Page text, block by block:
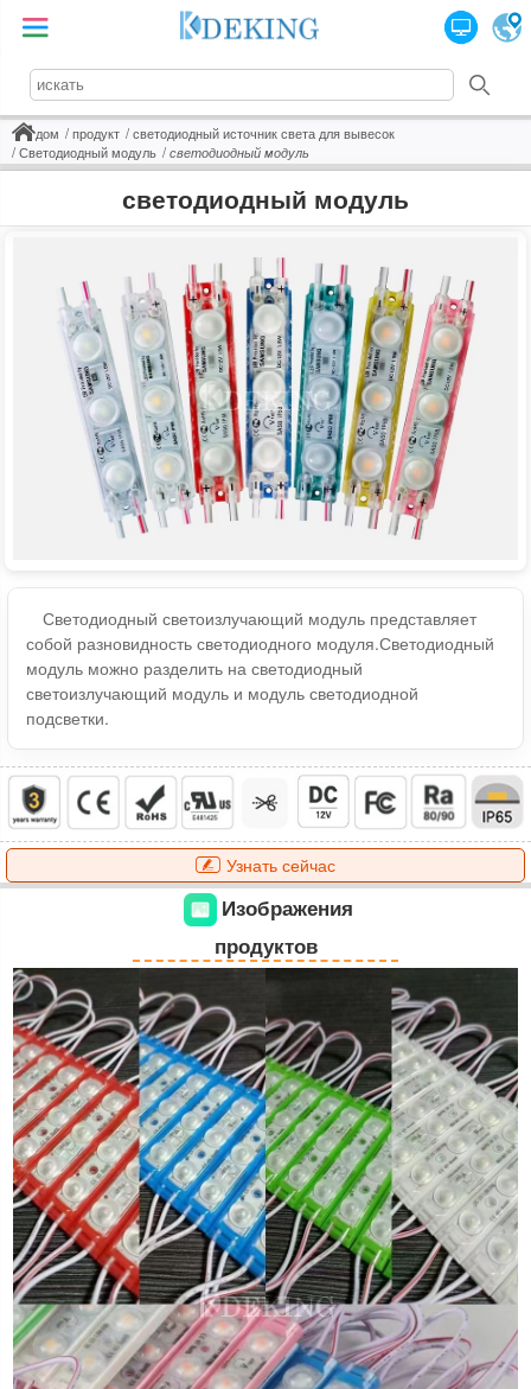
дом продукт
светодиодный источник света для вывесок
Светодиодный модуль
светодиодный модуль
светодиодный модуль
Светодиодный светоизлучающий модуль представляет
собой разновидность светодиодного модуля.Светодиодный
модуль можно разделить на светодиодный
светоизлучающий модуль и модуль светодиодной
подсветки.
Узнать сейчас
Изображения
продуктов